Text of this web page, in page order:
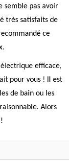
semble pas avoir
très satisfaits de
ce
efficace,
pour vous ! Il est
de bain ou les
Alors